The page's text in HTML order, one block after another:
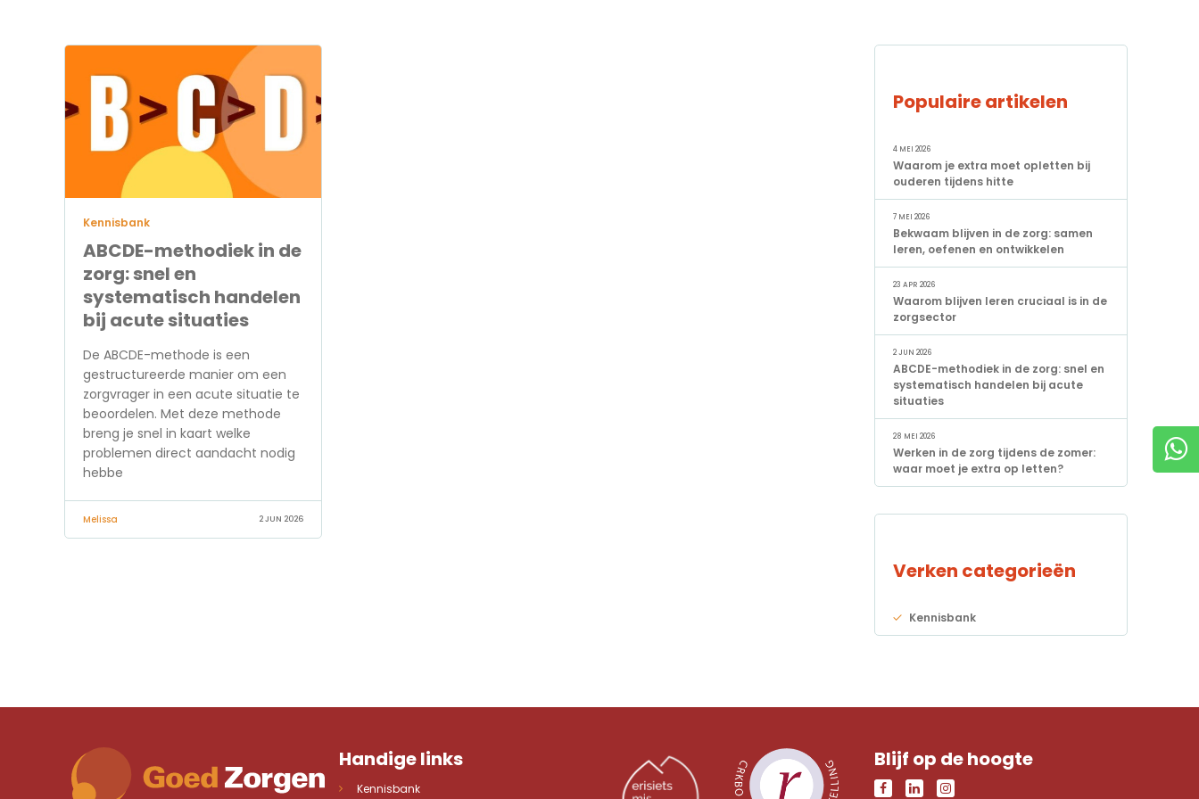
ABCDE-methodiek in de
zorg: snel en
systematisch handelen
bij acute situaties
Kennisbank
De ABCDE-methode is een
gestructureerde manier om een
zorgvrager in een acute situatie te
beoordelen. Met deze methode
breng je snel in kaart welke
problemen direct aandacht nodig
hebbe
Melissa 2 JUN 2026
Populaire artikelen
Waarom je extra moet opletten bij
ouderen tijdens hitte
4 MEI 2026
Bekwaam blijven in de zorg: samen
leren, oefenen en ontwikkelen
7 MEI 2026
Waarom blijven leren cruciaal is in de
zorgsector
23 APR 2026
ABCDE-methodiek in de zorg: snel en
systematisch handelen bij acute
situaties
2 JUN 2026
Werken in de zorg tijdens de zomer:
waar moet je extra op letten?
28 MEI 2026
Verken categorieën
Kennisbank
Handige links
Kennisbank
Blijf op de hoogte